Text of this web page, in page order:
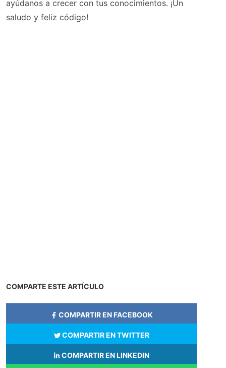
ayúdanos a crecer con tus conocimientos. ¡Un
saludo y feliz código!
COMPARTE ESTE ARTÍCULO
COMPARTIR EN FACEBOOK
COMPARTIR EN TWITTER
COMPARTIR EN LINKEDIN